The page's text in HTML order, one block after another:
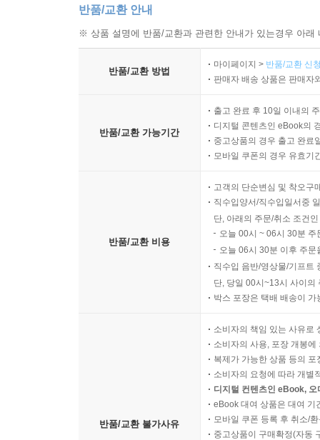
반품/교환 안내
※ 상품 설명에 반품/교환과 관련한 안내가 있는경우 아
반품/교환 방법
마이페이지 > 반품/교환 신
판매자 배송 상품은 판매자
반품/교환 가능기간
출고 완료 후 10일 이내의
디지털 콘텐츠인 eBook의
중고상품의 경우 출고 완료
모바일 쿠폰의 경우 유효기
반품/교환 비용
고객의 단순변심 및 착오구
직수입양서/직수입일서중
단, 아래의 주문/취소 조건
오늘 00시 ~ 06시 30분
오늘 06시 30분 이후 주
직수입 음반/영상물/기프트
단, 당일 00시~13시 사이의
박스 포장은 택배 배송이
반품/교환 불가사유
소비자의 책임 있는 사유로
소비자의 사용, 포장 개봉
복제가 가능한 상품 등의
소비자의 요청에 따라 개별
디지털 컨텐츠인 eBook,
eBook 대여 상품은 대여 기
모바일 쿠폰 등록 후 취소/
중고상품이 구매확정(자동